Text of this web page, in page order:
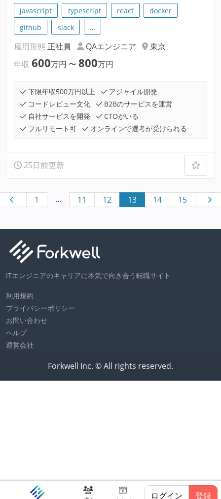
ログイン 登録
javascript typescript react
docker
github
slack …
雇用形態 正社員 QAエンジニア
東京
年収 600万円 〜 800万円
下限年収500万円以上
アジャイル開発
コードレビュー文化
B2Bのサービスを運営
自社サービスを開発
CTOがいる
フルリモート可
オンラインで選考が受けられる
25日前更新
1 … 11 12 13 14 15
ITエンジニアのキャリアに本気で向き合う転職サイト
利用規約
プライバシーポリシー
お問い合わせ
ヘルプ
運営会社
Forkwell Inc. © All rights reserved.